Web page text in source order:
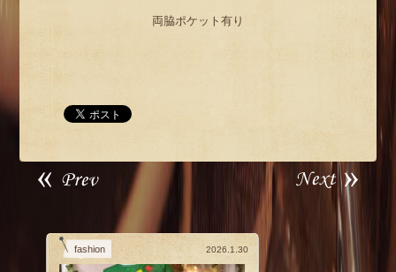
両脇ポケット有り
fashion 2026.1.30